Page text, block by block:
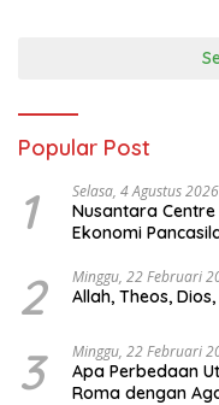
Popular Post
1 Selasa, 4 Agustus
Nusantara
Ekonomi
Ekonomi Politik
“Urgensi
Indonesia Emas
2 Minggu, 22 Februari
Allah, Theos,
3 Minggu, 22 Februari
Apa Perbedaan
Roma dengan